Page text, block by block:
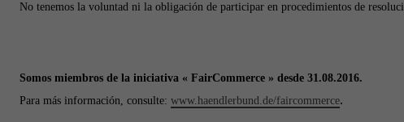
No tenemos la voluntad ni la obligación de participar en procedimientos de
Somos miembros de la iniciativa « FairCommerce » desde 31.08.2016.
Para más información, consulte: www.haendlerbund.de/faircommerce.